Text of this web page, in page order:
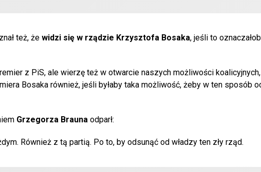
też, że widzi się w rządzie Krzysztofa Bosaka, jeśli to
z PiS, ale wierzę też w otwarcie naszych możliwości
Bosaka również, jeśli byłaby taka możliwość, żeby w ten sposób
Grzegorza Brauna odparł:
Również z tą partią. Po to, by odsunąć od władzy ten zły rząd.